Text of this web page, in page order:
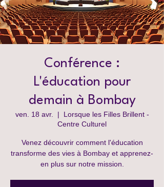
Conférence :
L'éducation pour
demain à Bombay
ven. 18 avr.
  |
Lorsque les Filles Brillent -
Centre Culturel
Venez découvrir comment l'éducation
transforme des vies à Bombay et apprenez-
en plus sur notre mission.